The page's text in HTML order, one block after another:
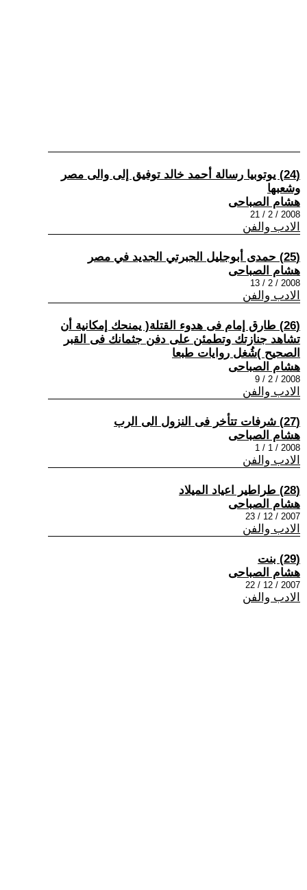
(24) يوتوبيا رسالة أحمد خالد توفيق إلى والى مصر
وشعبها
هشام الصباحى
2008 / 2 / 21
الادب والفن
(25) حمدى أبوجليل الجبرتي الجديد في مصر
هشام الصباحى
2008 / 2 / 13
الادب والفن
(26) طارق إمام فى هدوء القتلة( يمنحك إمكانية أن
تشاهد جنازتك وتطمئن على دفن جثمانك فى القبر
الصحيح )شُغل روايات طبعا
هشام الصباحى
2008 / 2 / 9
الادب والفن
(27) شرفات تتأخر فى النزول الى الرب
هشام الصباحى
2008 / 1 / 1
الادب والفن
(28) طراطير اعياد الميلاد
هشام الصباحى
2007 / 12 / 23
الادب والفن
(29) بنت
هشام الصباحى
2007 / 12 / 22
الادب والفن